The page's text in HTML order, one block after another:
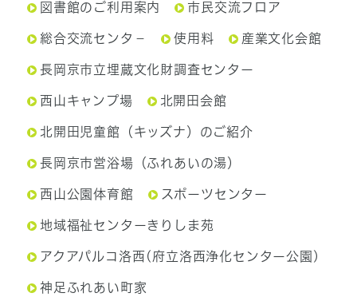
図書館のご利用案内 市民交流フロア
総合交流センタ－ 使用料 産業文化会館
長岡京市立埋蔵文化財調査センター
西山キャンプ場 北開田会館
北開田児童館（キッズナ）のご紹介
長岡京市営浴場（ふれあいの湯）
西山公園体育館 スポーツセンター
地域福祉センターきりしま苑
アクアパルコ洛西(府立洛西浄化センター公園)
神足ふれあい町家